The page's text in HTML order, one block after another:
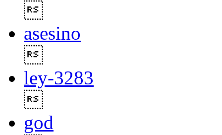
asesino
ley-3283
god